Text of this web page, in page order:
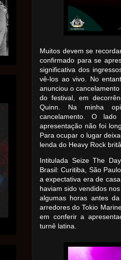
Muitos devem se
confirmado para se
significativa dos
vê-los ao vivo. No
anunciou o
do festival, em
Quinn. Na minha
cancelamento. O
apresentação não foi
Para ocupar o lugar
lenda do Heavy Rock
Intitulada Seize The
Brasil: Curitiba, São
a expectativa era de
haviam sido vendidos
algumas horas antes
arredores do Tokio
em conferir a
turnê latina.